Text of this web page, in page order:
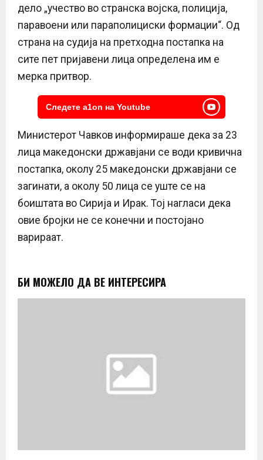
дело „учество во странска војска, полиција,
паравоени или параполициски формации“. Од
страна на судија на претходна постапка на
сите пет пријавени лица определена им е
мерка притвор.
Следете a1on на Youtube
Министерот Чавков информираше дека за 23
лица македонски државјани се води кривична
постапка, околу 25 македонски државјани се
загинати, а околу 50 лица се уште се на
боиштата во Сирија и Ирак. Тој нагласи дека
овие бројки не се конечни и постојано
варираат.
БИ МОЖЕЛО ДА ВЕ ИНТЕРЕСИРА